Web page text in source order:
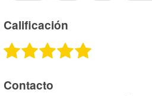
Calificación
Contacto